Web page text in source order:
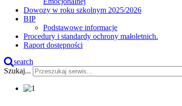
Dowozy w roku szkolnym 2025/2026
BIP
Podstawowe informacje
Procedury i standardy ochrony małoletnich.
Raport dostępności
search
Szukaj...